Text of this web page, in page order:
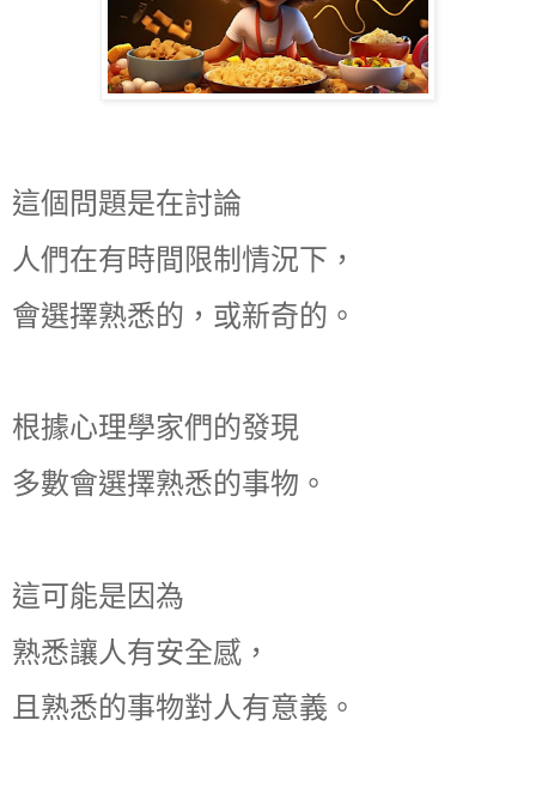
這個問題是在討論
人們在有時間限制情況下，
會選擇熟悉的，或新奇的。
根據心理學家們的發現
多數會選擇熟悉的事物。
這可能是因為
熟悉讓人有安全感，
且熟悉的事物對人有意義。